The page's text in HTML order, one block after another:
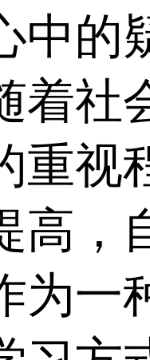
中的
着社
重视
高，
为一